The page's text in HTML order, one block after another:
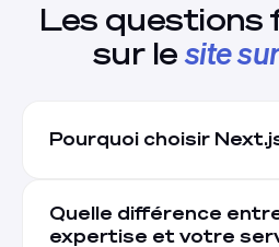
Les questions
sur lesite
Pourquoi choisir
Quelle différence
expertise et votre